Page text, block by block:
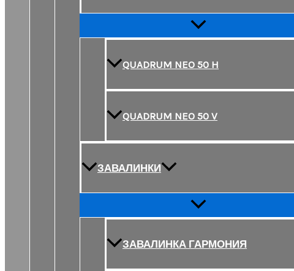
Переключатель
QUADRUM NEO 50 H
QUADRUM NEO 50 V
ЗАВАЛИНКИ
Переключатель
ЗАВАЛИНКА ГАРМОНИЯ